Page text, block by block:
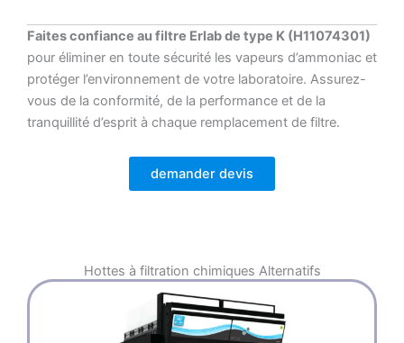
Faites confiance au filtre Erlab de type K (H11074301)
pour éliminer en toute sécurité les vapeurs d’ammoniac et
protéger l’environnement de votre laboratoire. Assurez-
vous de la conformité, de la performance et de la
tranquillité d’esprit à chaque remplacement de filtre.
demander devis
Hottes à filtration chimiques Alternatifs